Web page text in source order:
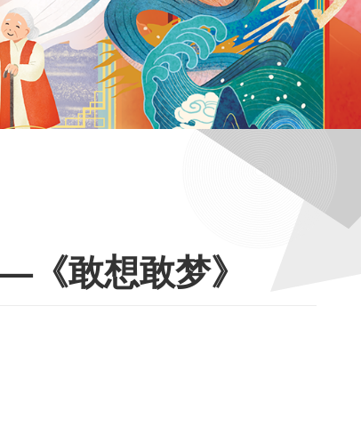
《敢想敢梦》